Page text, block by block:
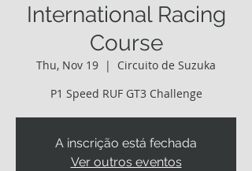
International Racing
Course
Thu, Nov 19
  |
Circuito de Suzuka
P1 Speed RUF GT3 Challenge
A inscrição está fechada
Ver outros eventos